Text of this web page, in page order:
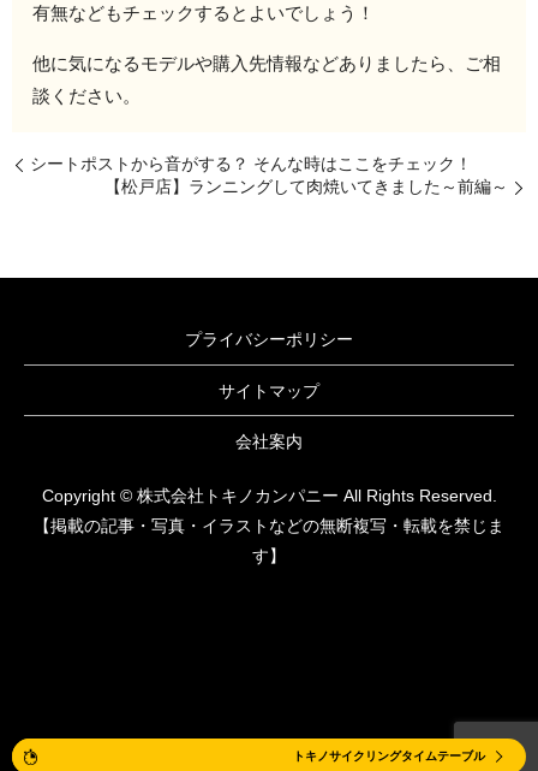
有無などもチェックするとよいでしょう！
他に気になるモデルや購入先情報などありましたら、ご相
談ください。
シートポストから音がする？ そんな時はここをチェック！
【松戸店】ランニングして肉焼いてきました～前編～
プライバシーポリシー
サイトマップ
会社案内
Copyright © 株式会社トキノカンパニー All Rights Reserved.
【掲載の記事・写真・イラストなどの無断複写・転載を禁じま
す】
トキノサイクリングタイムテーブル